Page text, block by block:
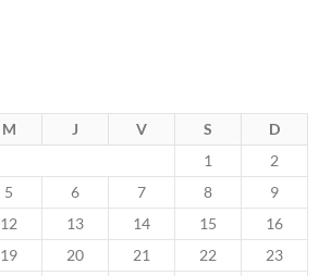
M J V S
D
1
2
5 6 7 8
9
12 13 14 15
16
19 20 21 22
23